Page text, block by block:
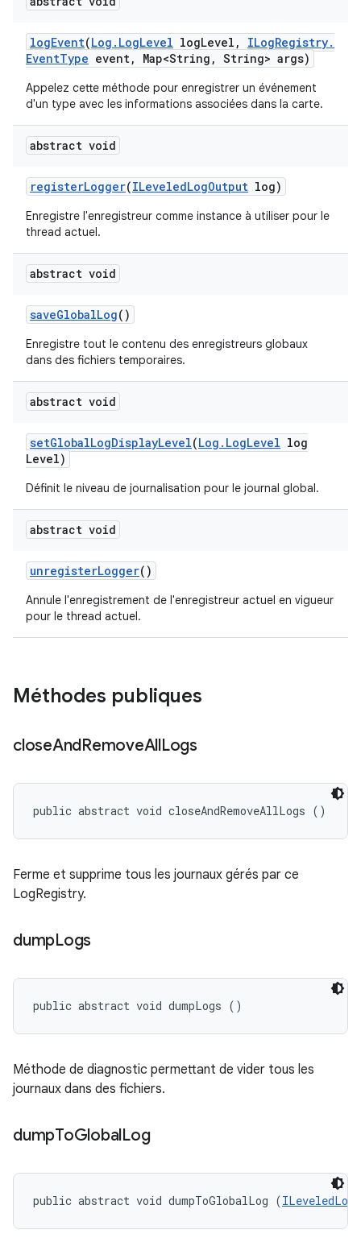
logEvent(Log . LogLevel logLevel , ILogRegistry.
EventType event, Map<String , String> args)
Appelez cette méthode pour enregistrer un événement
d'un type avec les informations associées dans la carte.
abstract void
registerLogger(ILeveledLogOutput log)
Enregistre l'enregistreur comme instance à utiliser pour le
thread actuel.
abstract void
saveGlobalLog()
Enregistre tout le contenu des enregistreurs globaux
dans des fichiers temporaires.
abstract void
setGlobalLogDisplayLevel(Log . LogLevel log
Level)
Définit le niveau de journalisation pour le journal global.
abstract void
unregisterLogger()
Annule l'enregistrement de l'enregistreur actuel en vigueur
pour le thread actuel.
Méthodes publiques
closeAndRemoveAllLogs
public abstract void closeAndRemoveAllLogs ()
Ferme et supprime tous les journaux gérés par ce
LogRegistry.
dumpLogs
public abstract void dumpLogs ()
Méthode de diagnostic permettant de vider tous les
journaux dans des fichiers.
dumpToGlobalLog
public abstract void dumpToGlobalLog (